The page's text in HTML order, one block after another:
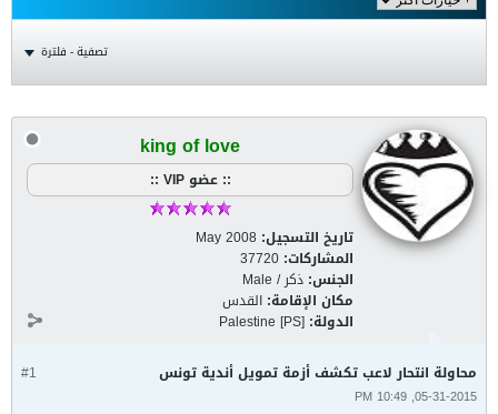
تصفية - فلترة
king of love
:: عضو VIP ::
تاريخ التسجيل: May 2008
المشاركات: 37720
الجنس: ذكر / Male
مكان الإقامة: القدس
الدولة: Palestine [PS]
#1 محاولة انتحار لاعب تكشف أزمة تمويل أندية تونس
05-31-2015, 10:49 PM